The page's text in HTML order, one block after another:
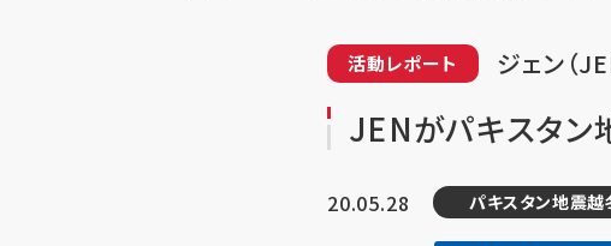
活動レポート ジェン（
JENがパキスタン
20.05.28 パキスタン地震